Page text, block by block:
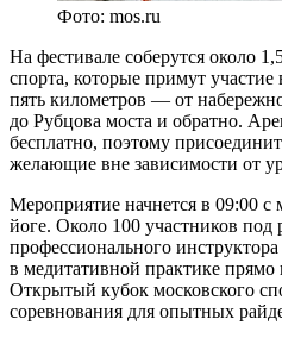
Фото: mos.ru
На фестивале соберутся около
спорта, которые примут
пять километров — от
до Рубцова моста и обратно.
бесплатно, поэтому
желающие вне зависимости от
Мероприятие начнется в 09:00 с
йоге. Около 100 участников под
профессионального
в медитативной практике прямо
Открытый кубок московского
соревнования для опытных